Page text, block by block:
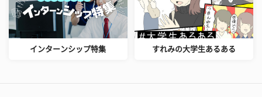
インターンシップ特集 すれみの大学生あるある